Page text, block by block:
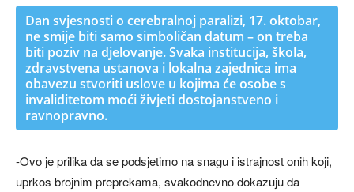
Dan svjesnosti o cerebralnoj paralizi, 17. oktobar,
ne smije biti samo simboličan datum – on treba
biti poziv na djelovanje. Svaka institucija, škola,
zdravstvena ustanova i lokalna zajednica ima
obavezu stvoriti uslove u kojima će osobe s
invaliditetom moći živjeti dostojanstveno i
ravnopravno.
-Ovo je prilika da se podsjetimo na snagu i istrajnost onih koji,
uprkos brojnim preprekama, svakodnevno dokazuju da